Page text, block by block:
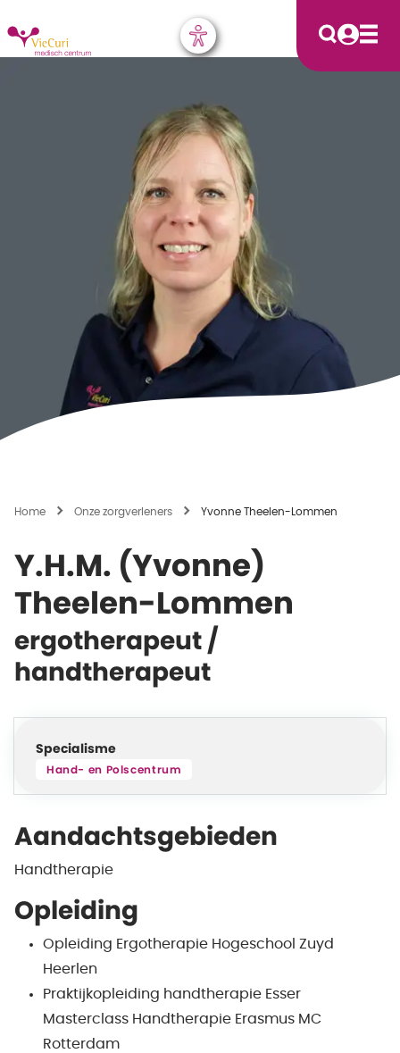
Home Onze zorgverleners Yvonne Theelen-Lommen
Y.H.M. (Yvonne)
Theelen-Lommen
ergotherapeut /
handtherapeut
Specialisme
Hand- en Polscentrum
Aandachtsgebieden
Handtherapie
Opleiding
Opleiding Ergotherapie Hogeschool Zuyd
Heerlen
Praktijkopleiding handtherapie Esser
Masterclass Handtherapie Erasmus MC
Rotterdam